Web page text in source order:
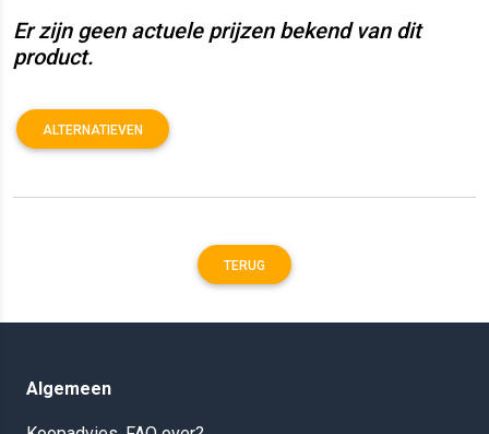
Er zijn geen actuele prijzen bekend van dit
product.
ALTERNATIEVEN
TERUG
Algemeen